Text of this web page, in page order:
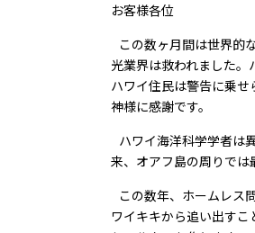
お客様各位
この数ヶ月間は世界的
光業界は救われました
ハワイ住民は警告に乗
神様に感謝です。
ハワイ海洋科学学者は
来、オアフ島の周りでは
この数年、ホームレス
ワイキキから追い出す